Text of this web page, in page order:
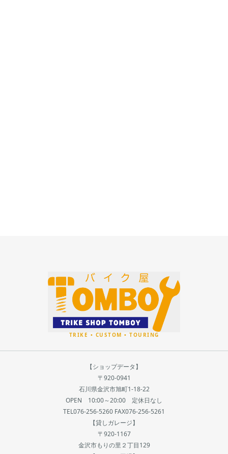
【ショップデータ】
〒920-0941
石川県金沢市旭町1-18-22
OPEN 10:00～20:00 定休日なし
TEL076-256-5260 FAX076-256-5261
【貸しガレージ】
〒920-1167
金沢市もりの里２丁目129